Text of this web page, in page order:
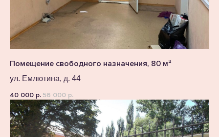
Помещение свободного назначения, 80 м²
ул. Емлютина, д. 44
40 000 р.56 000 р.